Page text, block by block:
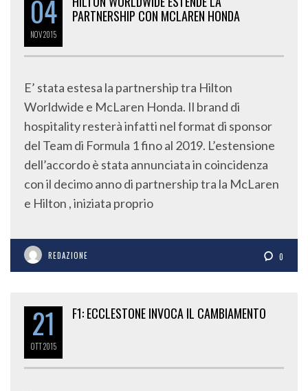
04
NOV2015
PARTNERSHIP CON MCLAREN HONDA
E’ stata estesa la partnership tra Hilton
Worldwide e McLaren Honda. Il brand di
hospitality resterà infatti nel format di sponsor
del Team di Formula 1 fino al 2019. L’estensione
dell’accordo è stata annunciata in coincidenza
con il decimo anno di partnership tra la McLaren
e Hilton , iniziata proprio
REDAZIONE 0
21
OTT2015
F1: ECCLESTONE INVOCA IL CAMBIAMENTO